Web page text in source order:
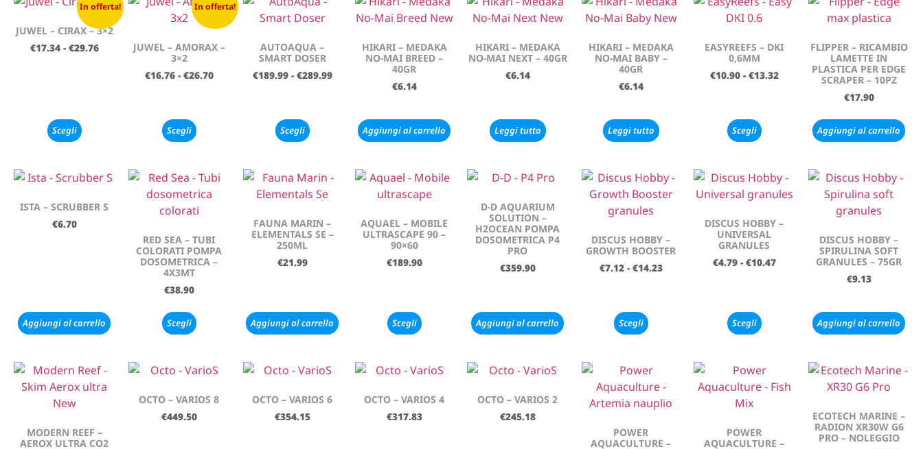
In offerta!
JUWEL – CIRAX – 3×2
€17.34 - €29.76
Scegli
In offerta!
JUWEL – AMORAX –
3×2
€16.76 - €26.70
Scegli
AUTOAQUA –
SMART DOSER
€189.99 - €289.99
Scegli
HIKARI – MEDAKA
NO-MAI BREED –
40GR
€6.14
Aggiungi al carrello
HIKARI – MEDAKA
NO-MAI NEXT – 40GR
€6.14
Leggi tutto
HIKARI – MEDAKA
NO-MAI BABY –
40GR
€6.14
Leggi tutto
EASYREEFS – DKI
0,6MM
€10.90 - €13.32
Scegli
FLIPPER – RICAMBIO
LAMETTE IN
PLASTICA PER EDGE
SCRAPER – 10PZ
€17.90
Aggiungi al carrello
ISTA – SCRUBBER S
€6.70
Aggiungi al carrello
RED SEA – TUBI
COLORATI POMPA
DOSOMETRICA –
4X3MT
€38.90
Scegli
FAUNA MARIN –
ELEMENTALS SE –
250ML
€21.99
Aggiungi al carrello
AQUAEL – MOBILE
ULTRASCAPE 90 –
90×60
€189.90
Scegli
D-D AQUARIUM
SOLUTION –
H2OCEAN POMPA
DOSOMETRICA P4
PRO
€359.90
Aggiungi al carrello
DISCUS HOBBY –
GROWTH BOOSTER
€7.12 - €14.23
Scegli
DISCUS HOBBY –
UNIVERSAL
GRANULES
€4.79 - €10.47
Scegli
DISCUS HOBBY –
SPIRULINA SOFT
GRANULES – 75GR
€9.13
Aggiungi al carrello
MODERN REEF –
AEROX ULTRA CO2
OCTO – VARIOS 8
€449.50
OCTO – VARIOS 6
€354.15
OCTO – VARIOS 4
€317.83
OCTO – VARIOS 2
€245.18
POWER
AQUACULTURE –
POWER
AQUACULTURE –
ECOTECH MARINE –
RADION XR30W G6
PRO – NOLEGGIO